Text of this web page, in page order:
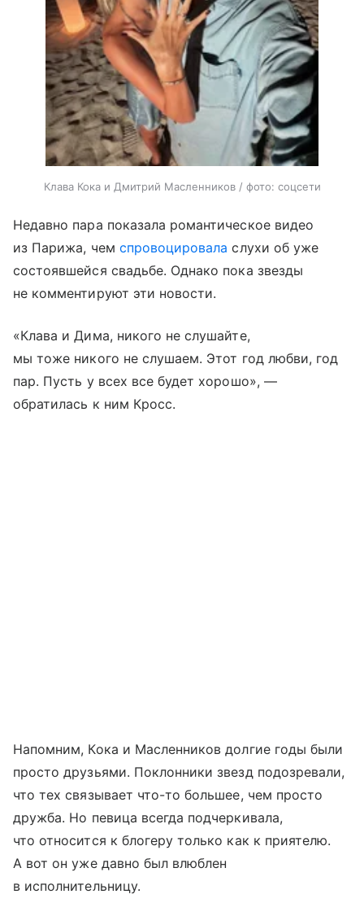
Клава Кока и Дмитрий Масленников / фото: соцсети
Недавно пара показала романтическое видео
из Парижа, чем спровоцировала слухи об уже
состоявшейся свадьбе. Однако пока звезды
не комментируют эти новости.
«Клава и Дима, никого не слушайте,
мы тоже никого не слушаем. Этот год любви, год
пар. Пусть у всех все будет хорошо», —
обратилась к ним Кросс.
Напомним, Кока и Масленников долгие годы были
просто друзьями. Поклонники звезд подозревали,
что тех связывает что-то большее, чем просто
дружба. Но певица всегда подчеркивала,
что относится к блогеру только как к приятелю.
А вот он уже давно был влюблен
в исполнительницу.